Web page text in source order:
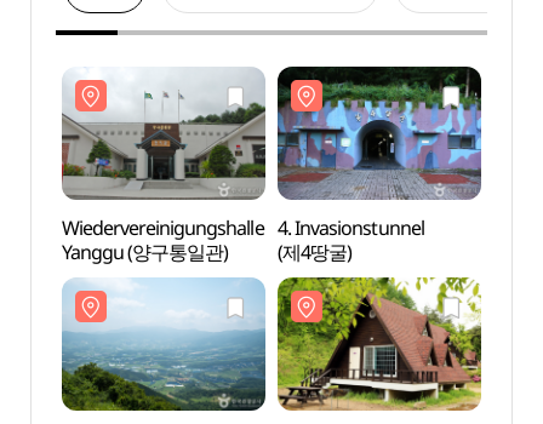
Wiedervereinigungshalle
Yanggu (양구통일관)
4. Invasionstunnel
(제4땅굴)